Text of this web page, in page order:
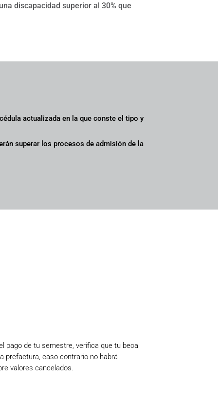
discapacidad superior al 30% que
actualizada en la que conste el tipo y
superar los procesos de admisión de la
pago de tu semestre, verifica que tu beca
prefactura, caso contrario no habrá
valores cancelados.